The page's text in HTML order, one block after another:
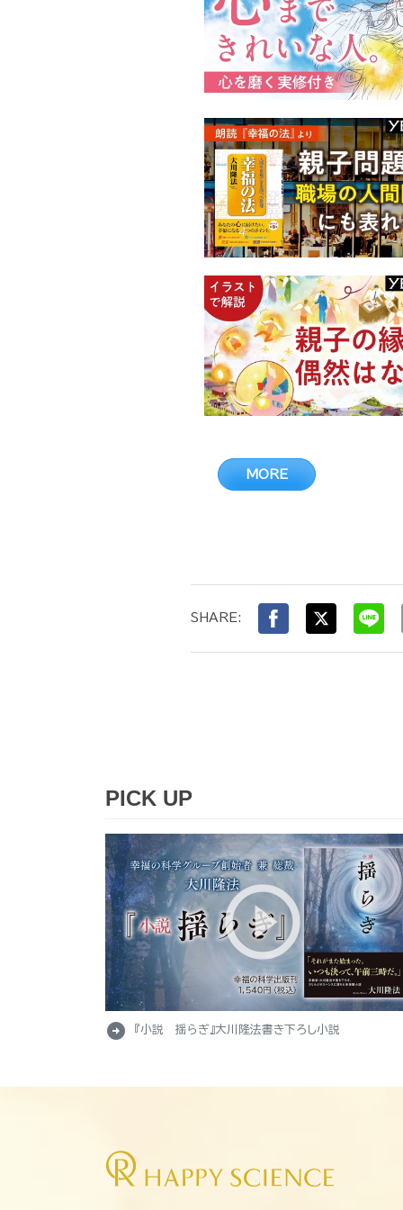
MORE
SHARE:
PICK UP
arrow_circle_right 『小説 揺らぎ』大川隆法書き下ろし小説